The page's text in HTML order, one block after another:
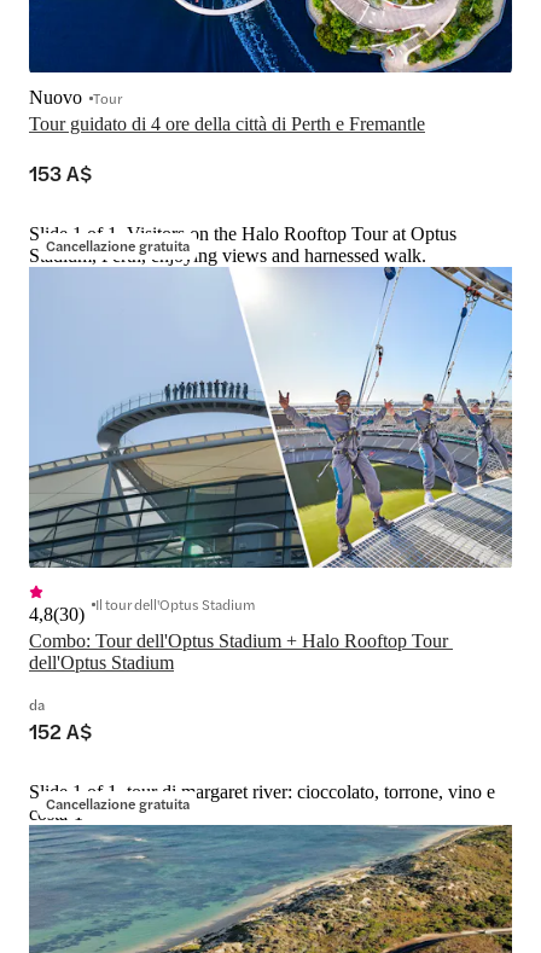
Tour guidato di 4 ore della città di Perth e Fremantle
Nuovo Tour
153 A$
Cancellazione gratuita
Slide 1 of 1, Visitors on the Halo Rooftop Tour at Optus
Stadium, Perth, enjoying views and harnessed walk.
Combo: Tour dell'Optus Stadium + Halo Rooftop Tour
dell'Optus Stadium
4,8(30) Il tour dell'Optus Stadium
da
152 A$
Cancellazione gratuita
Slide 1 of 1, tour di margaret river: cioccolato, torrone, vino e
costa-1